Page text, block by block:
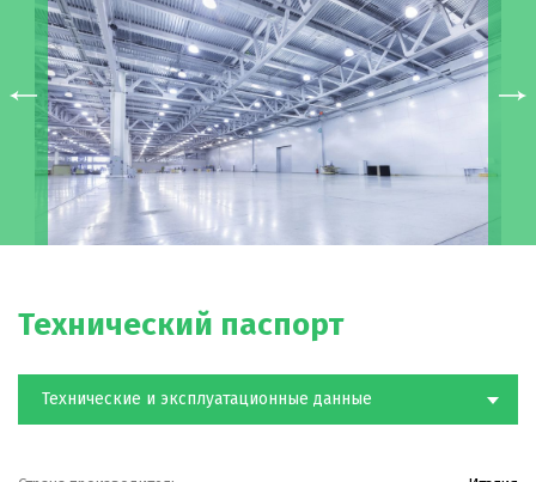
Технический паспорт
Технические и эксплуатационные данные